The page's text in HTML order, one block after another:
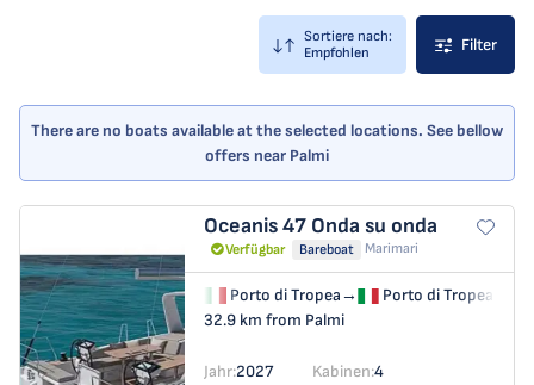
Sortiere nach:
Empfohlen
Filter
There are no boats available at the selected locations. See bellow
offers near Palmi
Oceanis 47 Onda su onda
Verfügbar Bareboat Marimari
Porto di Tropea→
Porto di Tropea
32.9 km from Palmi
Jahr:2027 Kabinen:4